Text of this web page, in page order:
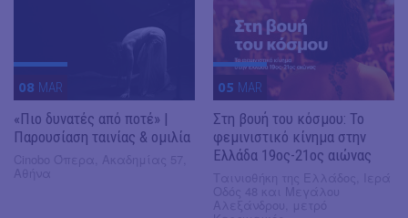
08 MAR
«Πιο δυνατές από ποτέ» |
Παρουσίαση ταινίας & ομιλία
05 MAR
Στη βουή του κόσμου: Το
φεμινιστικό κίνημα στην
Ελλάδα 19ος-21ος αιώνας